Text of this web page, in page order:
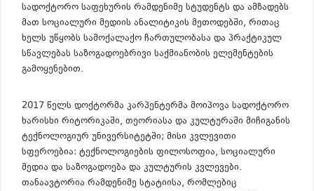
სადოქტორო საფეხურის რამდენიმე სტუდენტს და ამზადებს
მათ სოციალური მედიის ანალიტიკის მეთოდებში, რითაც
ხელს უწყობს სამოქალაქო ჩართულობასა და პრაქტიკულ
სწავლებას საზოგადოებრივი საქმიანობის ელემენტების
გამოყენებით.
2017 წელს დოქტორმა კარპენტერმა მოიპოვა სადოქტორო
ხარისხი რიტორიკაში, თეორიასა და კულტურაში მიჩიგანის
ტექნოლოგიურ უნივერსიტეტში; მისი კვლევითი
სფეროებია: ტექნოლოგიების ფილოსოფია, სოციალური
მედია და საზოგადოება და კულტურის კვლევები.
თანაავტორია რამდენიმე სტატიისა, რომლებიც